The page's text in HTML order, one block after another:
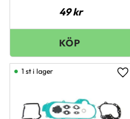
49kr
1 st i lager